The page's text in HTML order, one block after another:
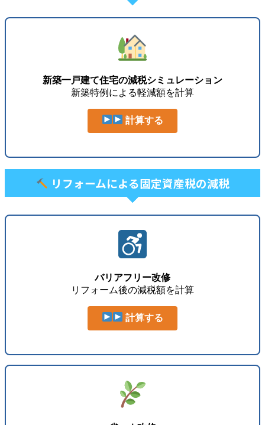
新築一戸建て住宅の減税シミュレーション
新築特例による軽減額を計算
計算する
リフォームによる固定資産税の減税
バリアフリー改修
リフォーム後の減税額を計算
計算する